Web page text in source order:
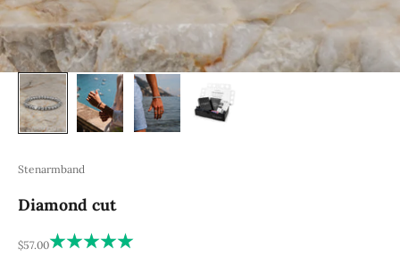
Stenarmband
Diamond cut
REA-pris
$57.00